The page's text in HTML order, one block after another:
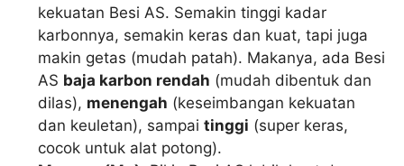
kekuatan Besi AS. Semakin tinggi kadar
karbonnya, semakin keras dan kuat, tapi juga
makin getas (mudah patah). Makanya, ada Besi
AS baja karbon rendah (mudah dibentuk dan
dilas), menengah (keseimbangan kekuatan
dan keuletan), sampaitinggi (super keras,
cocok untuk alat potong).